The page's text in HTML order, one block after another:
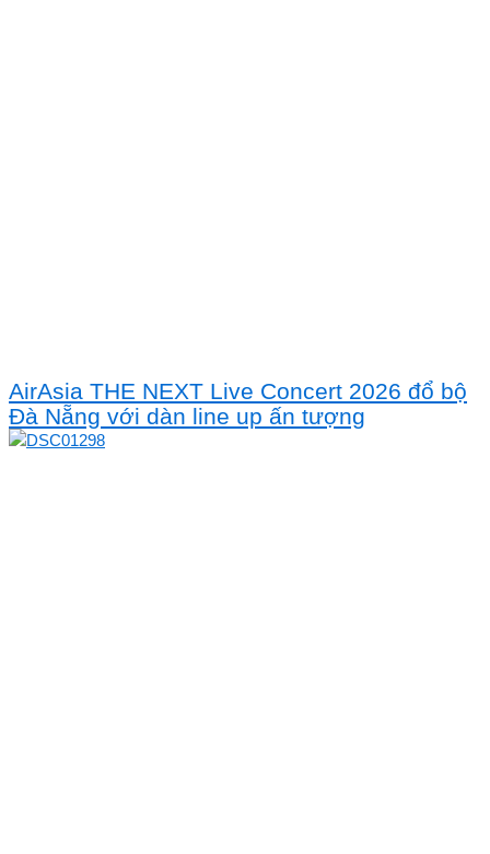
AirAsia THE NEXT Live Concert 2026 đổ bộ
Đà Nẵng với dàn line up ấn tượng